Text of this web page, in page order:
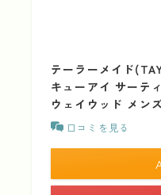
テーラーメイド
キューアイ サーテ
ウェイウッド メン
口コミを見る